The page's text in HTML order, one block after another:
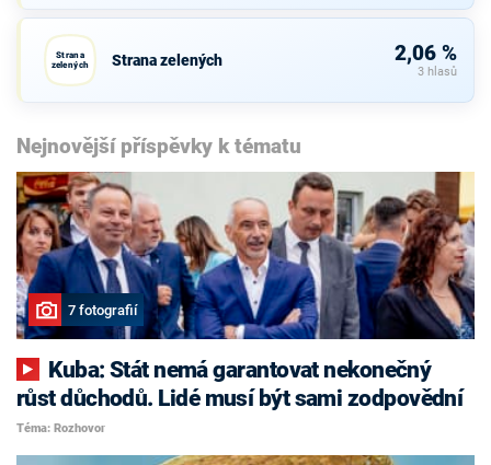
Strana
zelených
Strana zelených 2,06 %
3 hlasů
Nejnovější příspěvky k tématu
7 fotografií
růst důchodů. Lidé musí být sami zodpovědní
Téma: Rozhovor